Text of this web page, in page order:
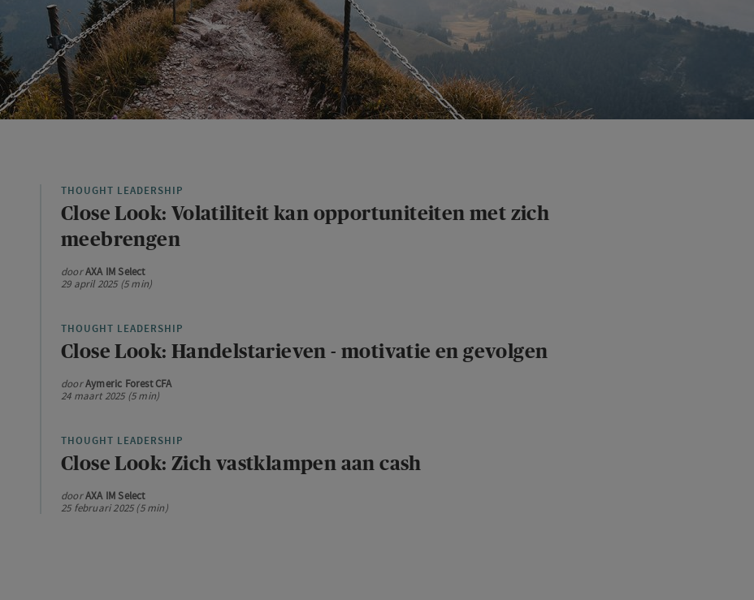
THOUGHT LEADERSHIP
Close Look: Volatiliteit kan opportuniteiten met zich
meebrengen
doorAXA IM Select
29 april 2025 (5 min)
THOUGHT LEADERSHIP
Close Look: Handelstarieven - motivatie en gevolgen
doorAymeric Forest CFA
24 maart 2025 (5 min)
THOUGHT LEADERSHIP
Close Look: Zich vastklampen aan cash
doorAXA IM Select
25 februari 2025 (5 min)